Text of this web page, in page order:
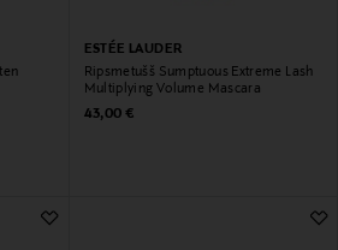
ESTÉE LAUDER
Ripsmetušš Sumptuous Extreme Lash
Multiplying Volume Mascara
Original Price
43,00 €